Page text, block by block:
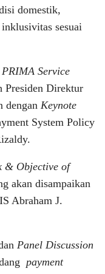
domestik,
sesuai
PRIMA Service
Presiden Direktur
dengan Keynote
System Policy
& Objective of
akan disampaikan
Abraham J.
Panel Discussion
payment